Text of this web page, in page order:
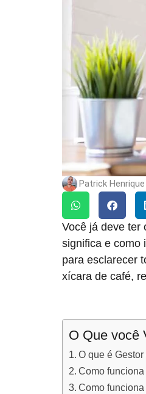
Patrick Henrique
Você já deve ter
significa e como
para esclarecer
xícara de café,
O Que você
O que é
Como
Como